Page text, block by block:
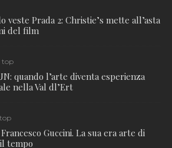
veste Prada 2: Christie’s mette all’asta
del film
top
quando l’arte diventa esperienza
nella Val dl’Ert
top
Guccini. La sua era arte di
tempo